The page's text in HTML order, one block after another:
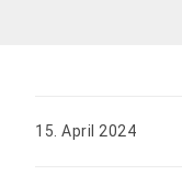
15. April 2024